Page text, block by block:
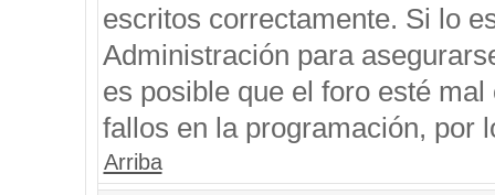
escritos correctamente. Si lo
Administración para
es posible que el foro esté
fallos en la programación, por
Arriba